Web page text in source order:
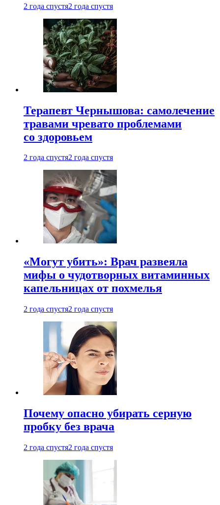
2 года спустя2 года спустя
Терапевт Чернышова: самолечение
травами чревато проблемами
со здоровьем
2 года спустя2 года спустя
«Могут убить»: Врач развеяла
мифы о чудотворных витаминных
капельницах от похмелья
2 года спустя2 года спустя
Почему опасно убирать серную
пробку без врача
2 года спустя2 года спустя